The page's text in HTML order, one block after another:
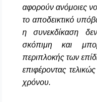
αφορούν ανόμοιες
το αποδεικτικό
η συνεκδίκαση
σκόπιμη και
περιπλοκής των
επιφέροντας
χρόνου.